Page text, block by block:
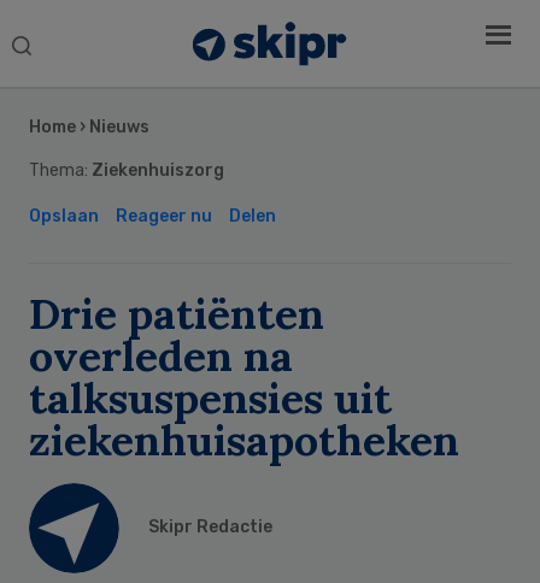
Search
Home › Nieuws
Thema: Ziekenhuiszorg
Opslaan Reageer nu Delen
Drie patiënten
overleden na
talksuspensies uit
ziekenhuisapotheken
Skipr Redactie
Sidebar